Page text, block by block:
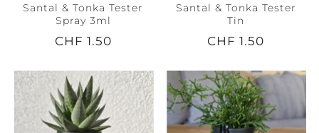
Santal & Tonka Tester
Spray 3ml
CHF 1.50
Santal & Tonka Tester
Tin
CHF 1.50